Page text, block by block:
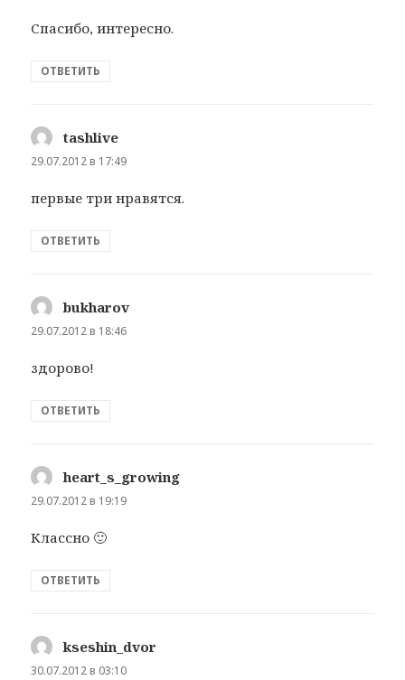
Спасибо, интересно.
ОТВЕТИТЬ
tashlive
29.07.2012 в 17:49
первые три нравятся.
ОТВЕТИТЬ
bukharov
29.07.2012 в 18:46
здорово!
ОТВЕТИТЬ
heart_s_growing
29.07.2012 в 19:19
Классно 🙂
ОТВЕТИТЬ
kseshin_dvor
30.07.2012 в 03:10